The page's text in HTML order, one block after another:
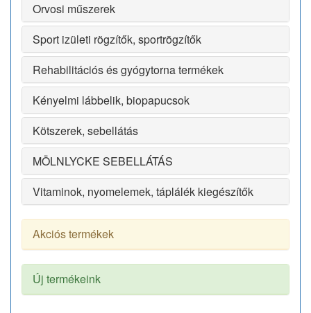
Orvosi műszerek
Sport izületi rögzítők, sportrögzítők
Rehabilitációs és gyógytorna termékek
Kényelmi lábbelik, biopapucsok
Kötszerek, sebellátás
MÖLNLYCKE SEBELLÁTÁS
Vitaminok, nyomelemek, táplálék kiegészítők
Akciós termékek
Új termékeink